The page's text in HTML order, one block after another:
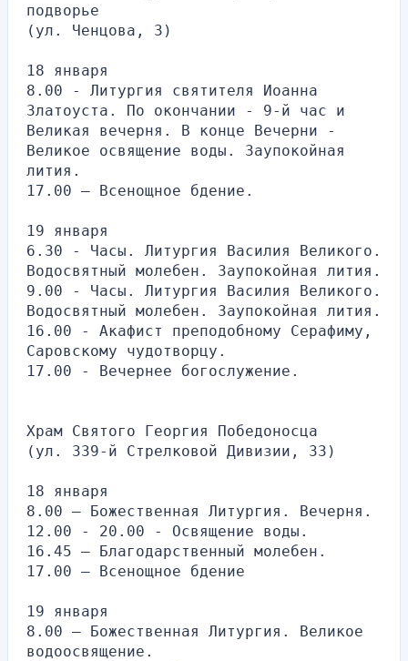
подворье
(ул. Ченцова, 3)
18 января
8.00 - Литургия святителя Иоанна
Златоуста. По окончании - 9-й час и
Великая вечерня. В конце Вечерни -
Великое освящение воды. Заупокойная
лития.
17.00 — Всенощное бдение.
19 января
6.30 - Часы. Литургия Василия Великого.
Водосвятный молебен. Заупокойная лития.
9.00 - Часы. Литургия Василия Великого.
Водосвятный молебен. Заупокойная лития.
16.00 - Акафист преподобному Серафиму,
Саровскому чудотворцу.
17.00 - Вечернее богослужение.
Храм Святого Георгия Победоносца
(ул. 339-й Стрелковой Дивизии, 33)
18 января
8.00 – Божественная Литургия. Вечерня.
12.00 - 20.00 - Освящение воды.
16.45 – Благодарственный молебен.
17.00 – Всенощное бдение
19 января
8.00 — Божественная Литургия. Великое
водоосвящение.